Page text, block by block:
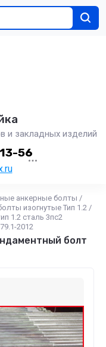
и закладных изделий
56
анкерные болты /
изогнутые Тип 1.2 /
1.2 сталь 3пс2
2012
болт